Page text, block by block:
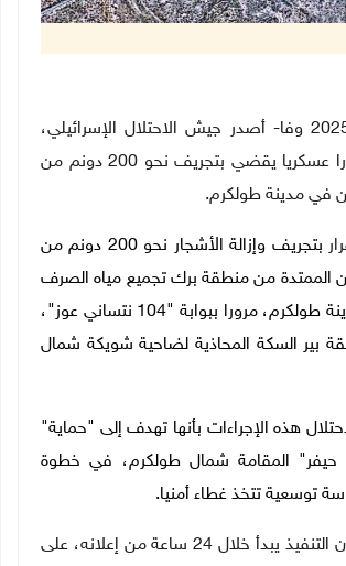
طولكرم 14-9-2025 وفا- أصدر جيش الاحتلال الإسرائيلي،
اليوم الأحد، قرارا عسكريا يقضي بتجريف نحو 200 دونم من
في مدينة طولكرم.
بتجريف وإزالة الأشجار نحو 200 دونم من
الممتدة من منطقة برك تجميع مياه الصرف
الصحي غرب مدينة طولكرم، مرورا ببوابة "104 نتساني عوز"،
بير السكة المحاذية لضاحية شويكة شمال
هذه الإجراءات بأنها تهدف إلى "حماية"
المقامة شمال طولكرم، في خطوة
توسعية تتخذ غطاء أمنيا.
وجاء في القرار أن التنفيذ يبدأ خلال 24 ساعة من إعلانه، على